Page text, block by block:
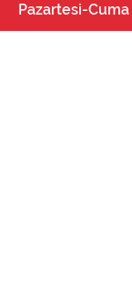
Pazartesi-Cuma